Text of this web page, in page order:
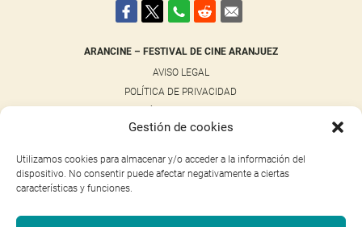
Gestión de cookies
Utilizamos cookies para almacenar y/o acceder a la información del
dispositivo. No consentir puede afectar negativamente a ciertas
características y funciones.
ARANCINE – FESTIVAL DE CINE ARANJUEZ
AVISO LEGAL
POLÍTICA DE PRIVACIDAD
NOTICIAS
NUESTRAS REDES SOCIALES
FACEBOOK